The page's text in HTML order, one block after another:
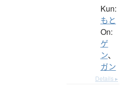
Kun:
もと
On:
ゲ
ン、
ガン
Details ▸